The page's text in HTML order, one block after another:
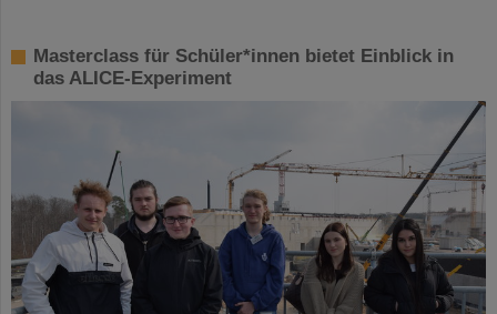
Masterclass für Schüler*innen bietet Einblick in
das ALICE-Experiment